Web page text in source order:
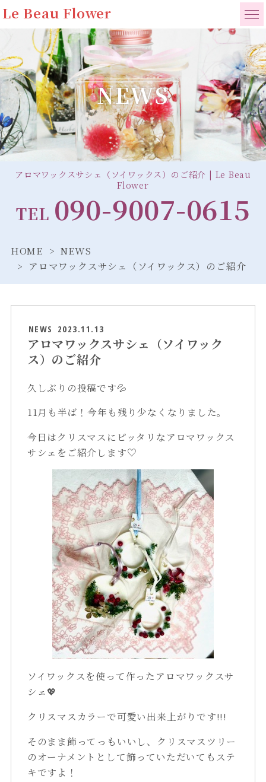
Le Beau Flower
NEWS
アロマワックスサシェ（ソイワックス）のご紹介 | Le Beau
Flower
TEL 090-9007-0615
HOME
NEWS
アロマワックスサシェ（ソイワックス）のご紹介
NEWS 2023.11.13
アロマワックスサシェ（ソイワック
ス）のご紹介
久しぶりの投稿です💦
11月も半ば！今年も残り少なくなりました。
今日はクリスマスにピッタリなアロマワックス
サシェをご紹介します♡
ソイワックスを使って作ったアロマワックスサ
シェ💖
クリスマスカラーで可愛い出来上がりです!!!
そのまま飾ってっもいいし、クリスマスツリー
のオーナメントとして飾っていただいてもステ
キですよ！